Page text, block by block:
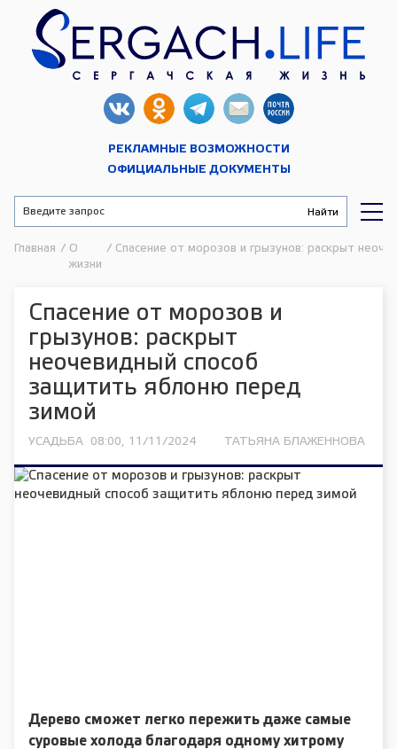
РЕКЛАМНЫЕ ВОЗМОЖНОСТИ
ОФИЦИАЛЬНЫЕ ДОКУМЕНТЫ
Главная / О
жизни
/ Спасение от морозов и грызунов: раскрыт
Спасение от морозов и
грызунов: раскрыт
неочевидный способ
защитить яблоню перед
зимой
УСАДЬБА 08:00, 11/11/2024 ТАТЬЯНА БЛАЖЕННОВА
Дерево сможет легко пережить даже самые
суровые холода благодаря одному хитрому